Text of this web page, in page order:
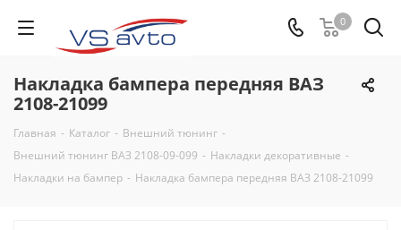
0
Накладка бампера передняя ВАЗ
2108-21099
Главная - Каталог - Внешний тюнинг -
Внешний тюнинг ВАЗ 2108-09-099 - Накладки декоративные -
Накладки на бампер - Накладка бампера передняя ВАЗ 2108-21099